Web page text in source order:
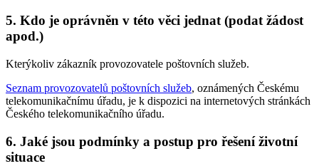
5. Kdo je oprávněn v této věci jednat (podat žádost
apod.)
Kterýkoliv zákazník provozovatele poštovních služeb.
Seznam provozovatelů poštovních služeb, oznámených Českému
telekomunikačnímu úřadu, je k dispozici na internetových stránkách
Českého telekomunikačního úřadu.
6. Jaké jsou podmínky a postup pro řešení životní
situace